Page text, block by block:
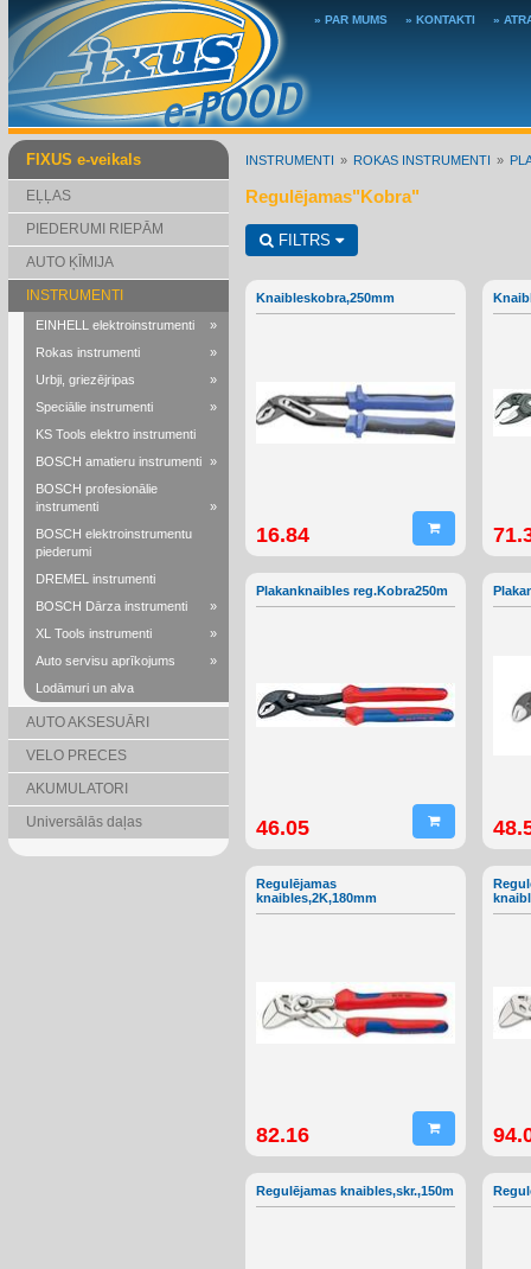
» PAR MUMS » KONTAKTI »
FIXUS e-veikals
EĻĻAS
PIEDERUMI RIEPĀM
AUTO ĶĪMIJA
INSTRUMENTI
EINHELL elektroinstrumenti
»
Rokas instrumenti
»
Urbji, griezējripas
»
Speciālie instrumenti
»
KS Tools elektro instrumenti
BOSCH amatieru instrumenti »
BOSCH profesionālie
instrumenti
»
BOSCH elektroinstrumentu
piederumi
DREMEL instrumenti
BOSCH Dārza instrumenti
»
XL Tools instrumenti
»
Auto servisu aprīkojums
»
Lodāmuri un alva
AUTO AKSESUĀRI
VELO PRECES
AKUMULATORI
Universālās daļas
INSTRUMENTI ROKAS INSTRUMENTI
Regulējamas"Kobra"
FILTRS
Knaibleskobra,250mm
16.84
Plakanknaibles reg.Kobra250m
46.05
Regulējamas
knaibles,2K,180mm
82.16
Regulējamas knaibles,skr.,150m